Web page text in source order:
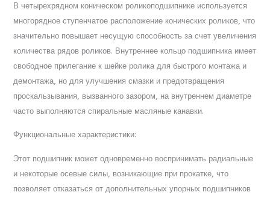
В четырехрядном коническом роликоподшипнике используется
многорядное ступенчатое расположение конических роликов, что
значительно повышает несущую способность за счет увеличения
количества рядов роликов. Внутреннее кольцо подшипника имеет
свободное прилегание к шейке ролика для быстрого монтажа и
демонтажа, но для улучшения смазки и предотвращения
проскальзывания, вызванного зазором, на внутреннем диаметре
часто выполняются спиральные масляные канавки.
Функциональные характеристики:
Этот подшипник может одновременно воспринимать радиальные
и некоторые осевые силы, возникающие при прокатке, что
позволяет отказаться от дополнительных упорных подшипников